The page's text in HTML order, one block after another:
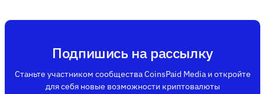
Подпишись на рассылку
Станьте участником сообщества CoinsPaid Media и откройте
для себя новые возможности криптовалюты